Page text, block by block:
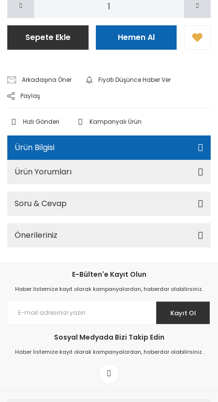
Sepete Ekle Hemen Al
Arkadaşına Öner
Fiyatı Düşünce Haber Ver
Paylaş
Hızlı Gönderi Kampanyalı Ürün
Ürün Bilgisi
Ürün Yorumları
Soru & Cevap
Önerileriniz
E-Bülten'e Kayıt Olun
Haber listemize kayıt olarak kampanyalardan, haberdar olabilirsiniz.
Kayıt Ol
Sosyal Medyada Bizi Takip Edin
Haber listemize kayıt olarak kampanyalardan, haberdar olabilirsiniz.